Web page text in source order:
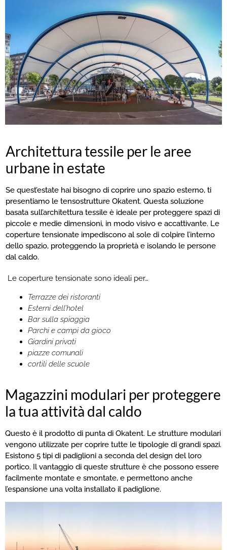
Architettura tessile per le aree
urbane in estate
Se quest’estate hai bisogno di coprire uno spazio esterno, ti
presentiamo le tensostrutture Okatent. Questa soluzione
basata sull’architettura tessile è ideale per proteggere spazi di
piccole e medie dimensioni, in modo visivo e accattivante. Le
coperture tensionate impediscono al sole di colpire l’interno
dello spazio, proteggendo la proprietà e isolando le persone
dal caldo.
Le coperture tensionate sono ideali per…
Terrazze dei ristoranti
Esterni dell’hotel
Bar sulla spiaggia
Parchi e campi da gioco
Giardini privati
piazze comunali
cortili delle scuole
Magazzini modulari per proteggere
la tua attività dal caldo
Questo è il prodotto di punta di Okatent. Le strutture modulari
vengono utilizzate per coprire tutte le tipologie di grandi spazi.
Esistono 5 tipi di padiglioni a seconda del design del loro
portico. Il vantaggio di queste strutture è che possono essere
facilmente montate e smontate, e permettono anche
l’espansione una volta installato il padiglione.